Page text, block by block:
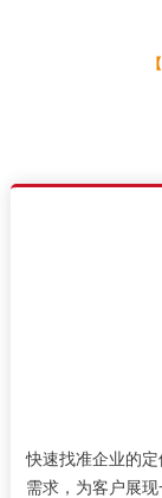
快速找准企业的
需求，为客户展